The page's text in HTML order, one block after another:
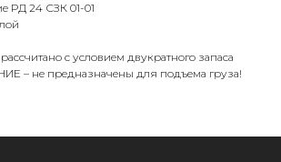
РД 24 СЗК 01-01
с условием двукратного запаса
– не предназначены для подъема груза!